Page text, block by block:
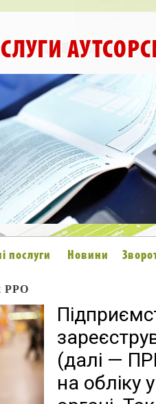
послуги Новини
РРО
(далі —
на